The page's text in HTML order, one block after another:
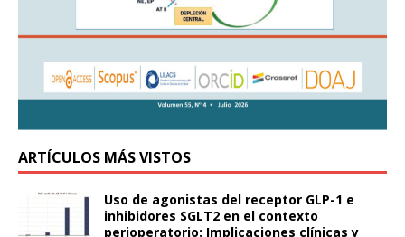
ARTÍCULOS MÁS VISTOS
Uso de agonistas del receptor GLP-1 e
inhibidores SGLT2 en el contexto
perioperatorio: Implicaciones clínicas y